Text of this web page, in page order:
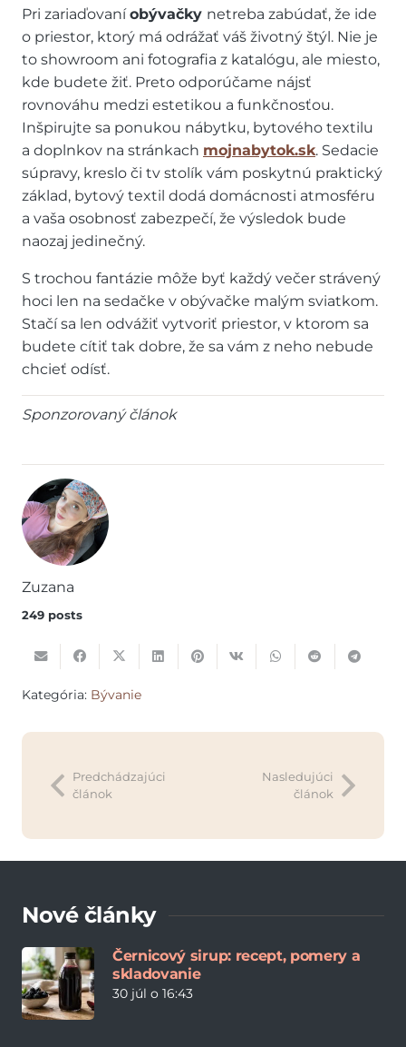
Pri zariaďovaníobývačky netreba zabúdať, že ide
o priestor, ktorý má odrážať váš životný štýl. Nie je
to showroom ani fotografia z katalógu, ale miesto,
kde budete žiť. Preto odporúčame nájsť
rovnováhu medzi estetikou a funkčnosťou.
Inšpirujte sa ponukou nábytku, bytového textilu
a doplnkov na stránkach mojnabytok.sk. Sedacie
súpravy, kreslo či tv stolík vám poskytnú praktický
základ, bytový textil dodá domácnosti atmosféru
a vaša osobnosť zabezpečí, že výsledok bude
naozaj jedinečný.
S trochou fantázie môže byť každý večer strávený
hoci len na sedačke v obývačke malým sviatkom.
Stačí sa len odvážiť vytvoriť priestor, v ktorom sa
budete cítiť tak dobre, že sa vám z neho nebude
chcieť odísť.
Sponzorovaný článok
Zuzana
249 posts
Kategória: Bývanie
Predchádzajúci
článok
Nasledujúci
článok
Nové články
Černicový sirup: recept, pomery a
skladovanie
30 júl o 16:43